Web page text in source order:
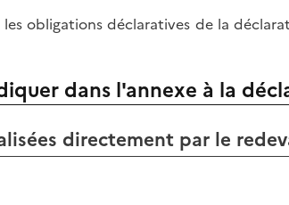
les obligations déclaratives de la
dans l'annexe à la
directement par le